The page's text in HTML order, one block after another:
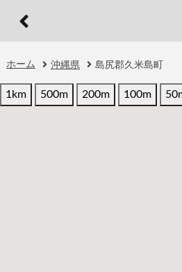
ホーム 沖縄県 島尻郡久米島町
1km 500m 200m 100m